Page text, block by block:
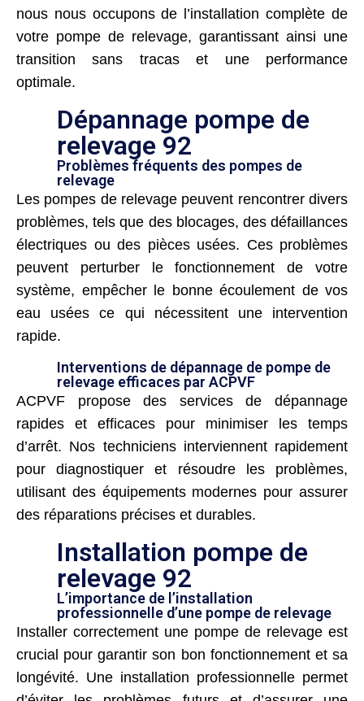
nous nous occupons de l’installation complète de
votre pompe de relevage, garantissant ainsi une
transition sans tracas et une performance
optimale.
Dépannage pompe de
relevage 92
Problèmes fréquents des pompes de
relevage
Les pompes de relevage peuvent rencontrer divers
problèmes, tels que des blocages, des défaillances
électriques ou des pièces usées. Ces problèmes
peuvent perturber le fonctionnement de votre
système, empêcher le bonne écoulement de vos
eau usées ce qui nécessitent une intervention
rapide.
Interventions de dépannage de pompe de
relevage efficaces par ACPVF
ACPVF propose des services de dépannage
rapides et efficaces pour minimiser les temps
d’arrêt. Nos techniciens interviennent rapidement
pour diagnostiquer et résoudre les problèmes,
utilisant des équipements modernes pour assurer
des réparations précises et durables.
Installation pompe de
relevage 92
L’importance de l’installation
professionnelle d’une pompe de relevage
Installer correctement une pompe de relevage est
crucial pour garantir son bon fonctionnement et sa
longévité. Une installation professionnelle permet